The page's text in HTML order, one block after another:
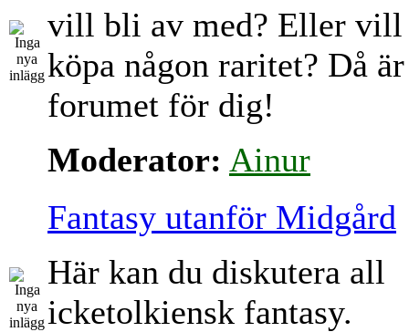
vill bli av med? Eller vill
köpa någon raritet? Då
forumet för dig!
Moderator: Ainur
Fantasy utanför Midgård
Här kan du diskutera all
icketolkiensk fantasy.